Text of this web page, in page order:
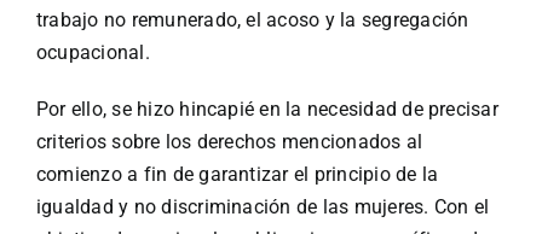
trabajo no remunerado, el acoso y la segregación
ocupacional.
Por ello, se hizo hincapié en la necesidad de precisar
criterios sobre los derechos mencionados al
comienzo a fin de garantizar el principio de la
igualdad y no discriminación de las mujeres. Con el